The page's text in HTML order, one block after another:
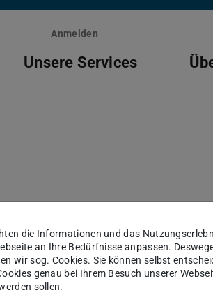
Anmelden
Unsere Services
die Informationen und das
an Ihre Bedürfnisse anpassen.
wir sog. Cookies. Sie können selbst
genau bei Ihrem Besuch unserer
sollen.